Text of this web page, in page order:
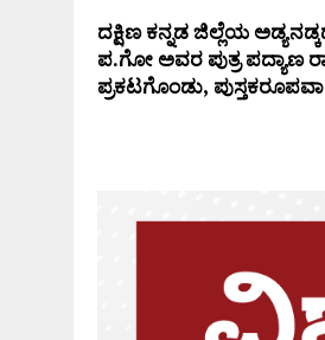
ದಕ್ಷಿಣ ಕನ್ನಡಜಿಲ್ಲೆಯ
ಪ.ಗೋ ಅವರ ಪುತ್ರ ಪದ್ಯಾಣ
ಪ್ರಕಟಗೊಂಡು,